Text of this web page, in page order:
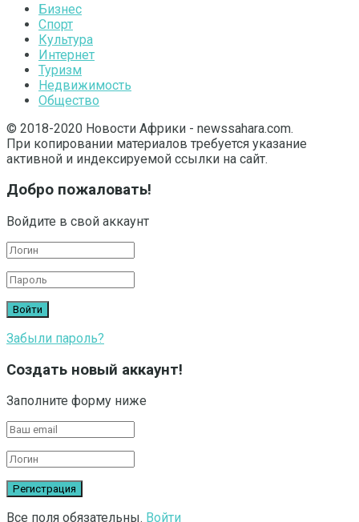
Бизнес
Спорт
Культура
Интернет
Туризм
Недвижимость
Общество
© 2018-2020 Новости Африки - newssahara.com.
При копировании материалов требуется указание
активной и индексируемой ссылки на сайт.
Добро пожаловать!
Войдите в свой аккаунт
Забыли пароль?
Создать новый аккаунт!
Заполните форму ниже
Все поля обязательны. Войти